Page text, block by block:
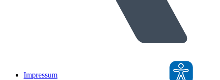
Impressum